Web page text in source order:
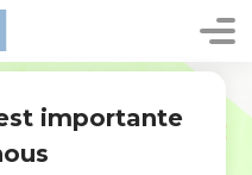
importante